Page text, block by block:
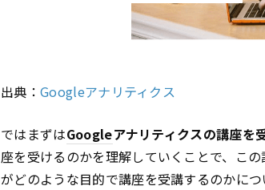
出典： Googleアナリティクス
ではまずはGoogleアナリティクスの講座を
座を受けるのかを理解していくことで、こ
がどのような目的で講座を受講するのかにつ